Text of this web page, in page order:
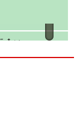
tỷ lít
được